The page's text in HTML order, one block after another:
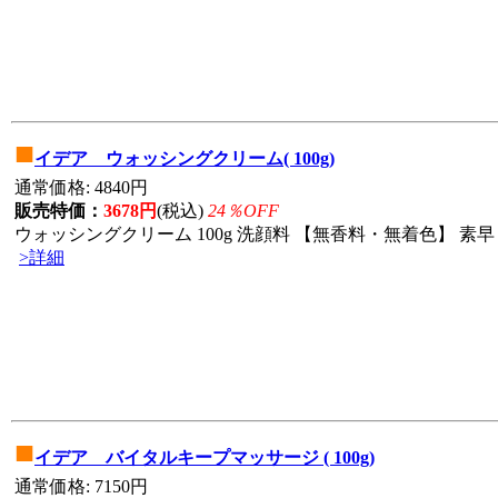
■イデア ウォッシングクリーム( 100g)
通常価格: 4840円
販売特価： 3678円(税込) 24％OFF
ウォッシングクリーム 100g 洗顔料 【無香料・無着色】 素早
>詳細
■イデア バイタルキープマッサージ ( 100g)
通常価格: 7150円